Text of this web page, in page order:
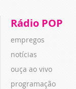
Rádio POP
empregos
notícias
ouça ao vivo
programação